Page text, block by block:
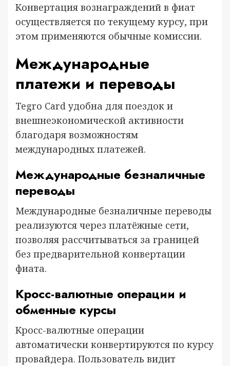
Конвертация вознаграждений в фиат
осуществляется по текущему курсу, при
этом применяются обычные комиссии.
Международные
платежи и переводы
Tegro Card удобна для поездок и
внешнеэкономической активности
благодаря возможностям
международных платежей.
Международные безналичные
переводы
Международные безналичные переводы
реализуются через платёжные сети,
позволяя рассчитываться за границей
без предварительной конвертации
фиата.
Кросс-валютные операции и
обменные курсы
Кросс-валютные операции
автоматически конвертируются по курсу
провайдера. Пользователь видит